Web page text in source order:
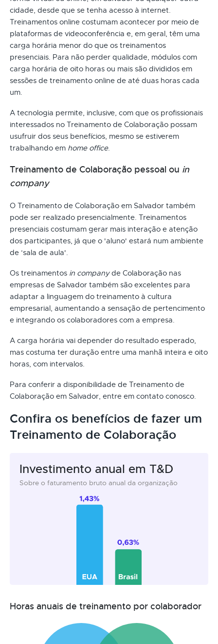
cidade, desde que se tenha acesso à internet.
Treinamentos online costumam acontecer por meio de
plataformas de videoconferência e, em geral, têm uma
carga horária menor do que os treinamentos
presenciais. Para não perder qualidade, módulos com
carga horária de oito horas ou mais são divididos em
sessões de treinamento online de até duas horas cada
um.
A tecnologia permite, inclusive, com que os profissionais
interessados no Treinamento de Colaboração possam
usufruir dos seus benefícios, mesmo se estiverem
trabalhando em home office.
Treinamento de Colaboração pessoal ou in
company
O Treinamento de Colaboração em Salvador também
pode ser realizado presencialmente. Treinamentos
presenciais costumam gerar mais interação e atenção
dos participantes, já que o 'aluno' estará num ambiente
de ‘sala de aula'.
Os treinamentos in companyde Colaboração nas
empresas de Salvador também são excelentes para
adaptar a linguagem do treinamento à cultura
empresarial, aumentando a sensação de pertencimento
e integrando os colaboradores com a empresa.
A carga horária vai depender do resultado esperado,
mas costuma ter duração entre uma manhã inteira e oito
horas, com intervalos.
Para conferir a disponibilidade de Treinamento de
Colaboração em Salvador, entre em contato conosco.
Confira os benefícios de fazer um
Treinamento de Colaboração
Investimento anual em T&D
Sobre o faturamento bruto anual da organização
Horas anuais de treinamento por colaborador